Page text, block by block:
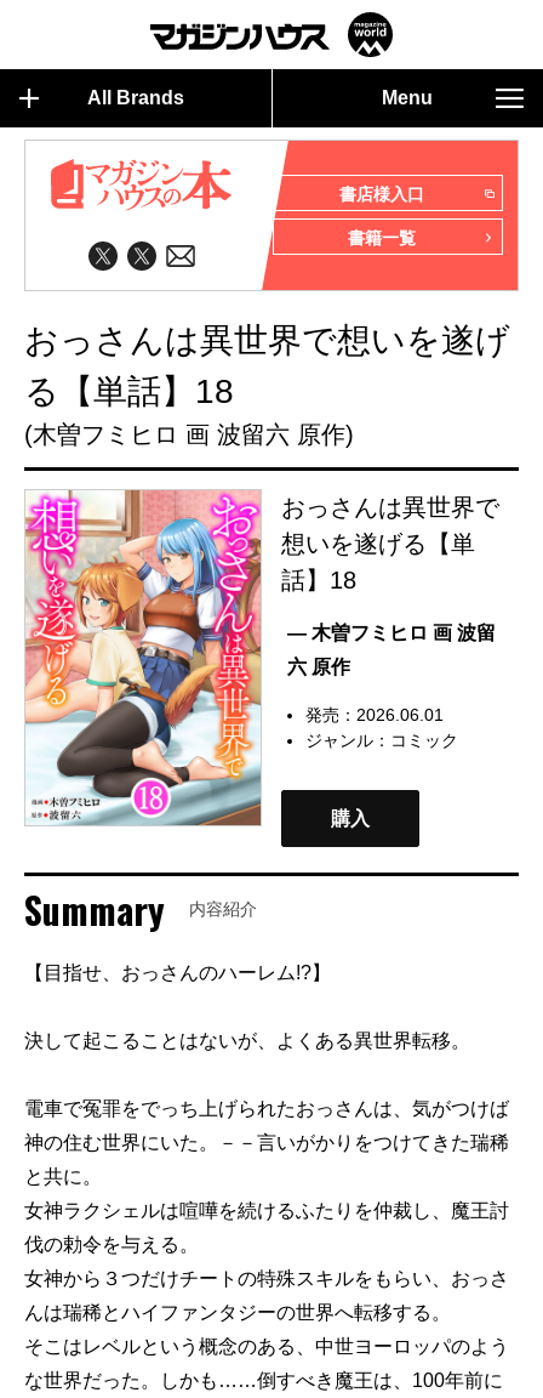
All Brands Menu
書店様入口
書籍一覧
おっさんは異世界で想いを遂げ
る【単話】18
(木曽フミヒロ 画 波留六 原作)
おっさんは異世界で
想いを遂げる【単
話】18
— 木曽フミヒロ 画 波留
六 原作
発売：2026.06.01
ジャンル： コミック
購入
Summary 内容紹介
【目指せ、おっさんのハーレム!?】
決して起こることはないが、よくある異世界転移。
電車で冤罪をでっち上げられたおっさんは、気がつけば
神の住む世界にいた。－－言いがかりをつけてきた瑞稀
と共に。
女神ラクシェルは喧嘩を続けるふたりを仲裁し、魔王討
伐の勅令を与える。
女神から３つだけチートの特殊スキルをもらい、おっさ
んは瑞稀とハイファンタジーの世界へ転移する。
そこはレベルという概念のある、中世ヨーロッパのよう
な世界だった。しかも……倒すべき魔王は、100年前に